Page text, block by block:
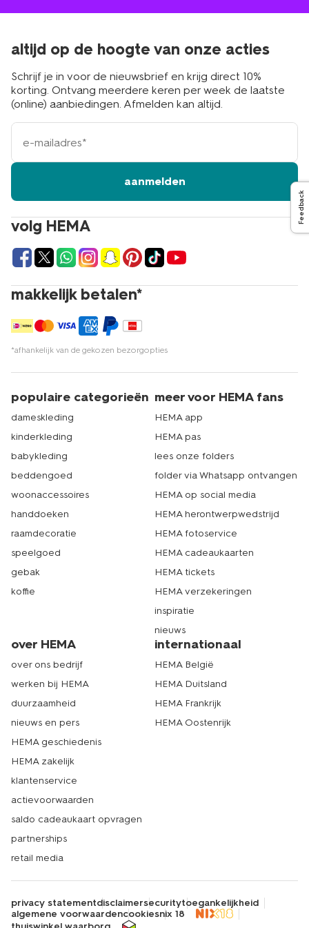
volg HEMA
makkelijk betalen*
*afhankelijk van de gekozen bezorgopties
altijd op de hoogte van onze acties
Schrijf je in voor de nieuwsbrief en krijg direct 10%
korting. Ontvang meerdere keren per week de laatste
(online) aanbiedingen. Afmelden kan altijd.
e-
mailadres
aanmelden
populaire categorieën
dameskleding
kinderkleding
babykleding
beddengoed
woonaccessoires
handdoeken
raamdecoratie
speelgoed
gebak
koffie
meer voor HEMA fans
HEMA app
HEMA pas
lees onze folders
folder via Whatsapp ontvangen
HEMA op social media
HEMA herontwerpwedstrijd
HEMA fotoservice
HEMA cadeaukaarten
HEMA tickets
HEMA verzekeringen
inspiratie
nieuws
over HEMA
over ons bedrijf
werken bij HEMA
duurzaamheid
nieuws en pers
HEMA geschiedenis
HEMA zakelijk
klantenservice
actievoorwaarden
saldo cadeaukaart opvragen
partnerships
retail media
internationaal
HEMA België
HEMA Duitsland
HEMA Frankrijk
HEMA Oostenrijk
privacy statementdisclaimersecuritytoegankelijkheid
algemene voorwaardencookiesnix 18
Feedback